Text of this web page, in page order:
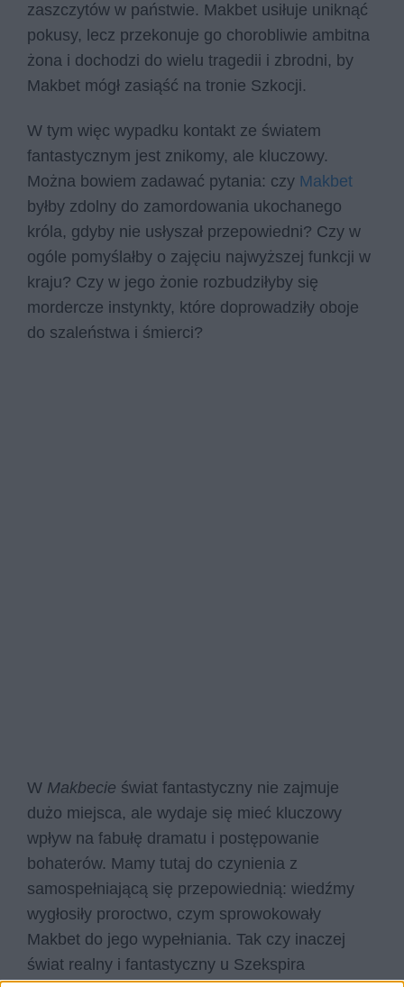
zaszczytów w państwie. Makbet usiłuje uniknąć
pokusy, lecz przekonuje go chorobliwie ambitna
żona i dochodzi do wielu tragedii i zbrodni, by
Makbet mógł zasiąść na tronie Szkocji.
W tym więc wypadku kontakt ze światem
fantastycznym jest znikomy, ale kluczowy.
Można bowiem zadawać pytania: czy Makbet
byłby zdolny do zamordowania ukochanego
króla, gdyby nie usłyszał przepowiedni? Czy w
ogóle pomyślałby o zajęciu najwyższej funkcji w
kraju? Czy w jego żonie rozbudziłyby się
mordercze instynkty, które doprowadziły oboje
do szaleństwa i śmierci?
W Makbecie świat fantastyczny nie zajmuje
dużo miejsca, ale wydaje się mieć kluczowy
wpływ na fabułę dramatu i postępowanie
bohaterów. Mamy tutaj do czynienia z
samospełniającą się przepowiednią: wiedźmy
wygłosiły proroctwo, czym sprowokowały
Makbet do jego wypełniania. Tak czy inaczej
świat realny i fantastyczny u Szekspira